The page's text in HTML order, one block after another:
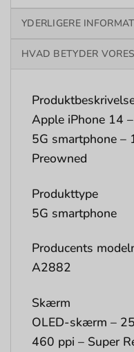
YDERLIGERE
HVAD BETYDER
Apple iPhone 14
5G smartphone –
Preowned
Produkttype
5G smartphone
Producents
A2882
Skærm
OLED-skærm –
460 ppi – Super